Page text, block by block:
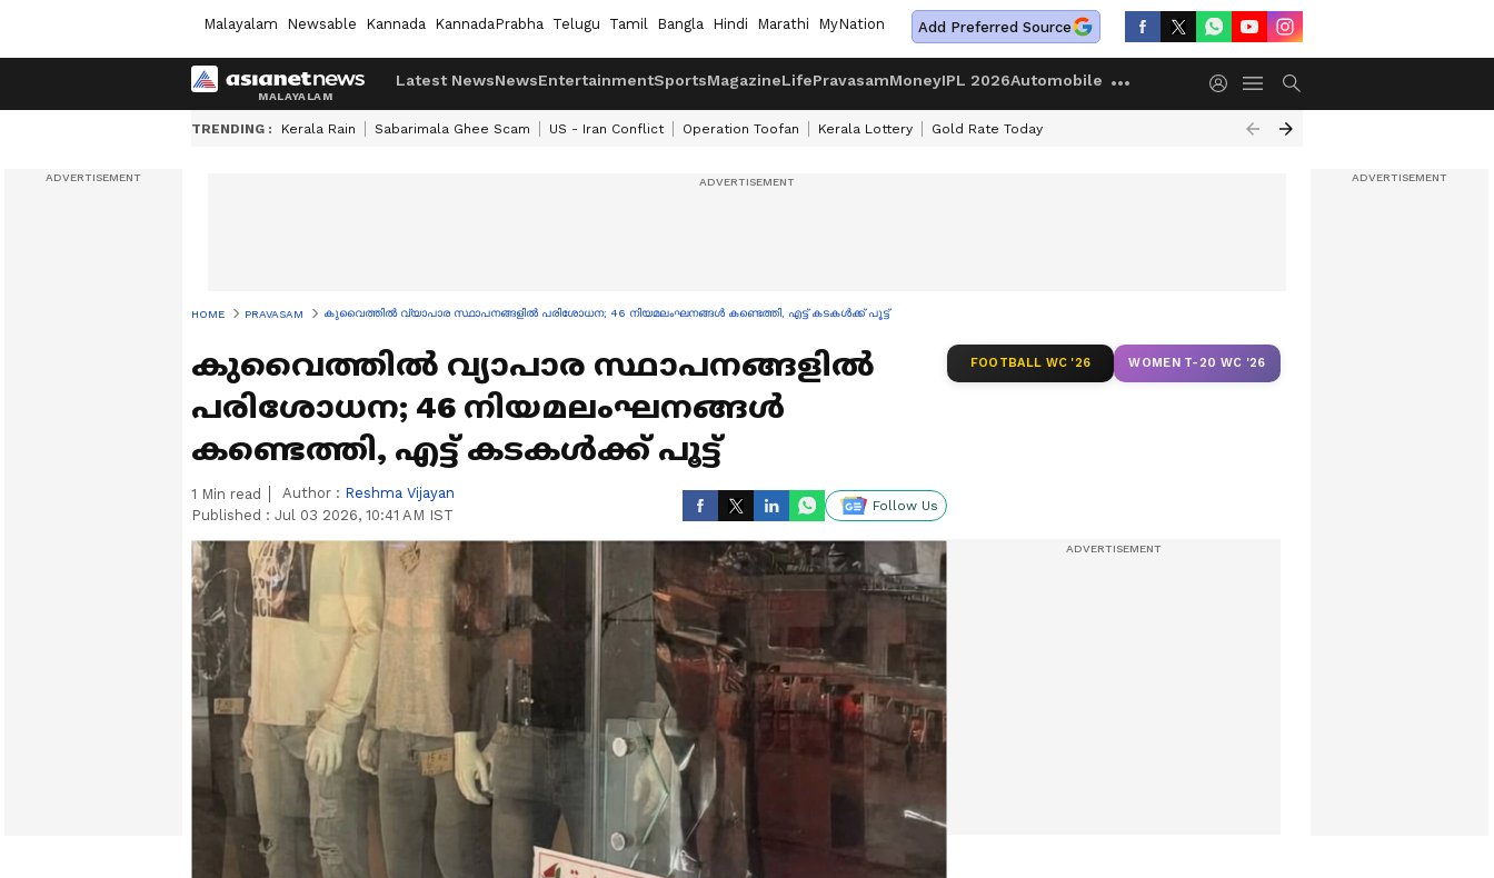
Malayalam Newsable Kannada KannadaPrabha Telugu Tamil Bangla Hindi Marathi MyNation Add Preferred Source
Latest NewsNewsEntertainmentSportsMagazineLifePravasamMoneyIPL 2026Automobile
TRENDING : Kerala Rain Sabarimala Ghee Scam US - Iran Conflict Operation Toofan Kerala Lottery Gold Rate Today
HOME PRAVASAM കുവൈത്തിൽ വ്യാപാര സ്ഥാപനങ്ങളിൽ പരിശോധന; 46 നിയമലംഘനങ്ങൾ കണ്ടെത്തി, എട്ട് കടകൾക്ക് പൂട്ട്
കുവൈത്തിൽ വ്യാപാര സ്ഥാപനങ്ങളിൽ
പരിശോധന; 46 നിയമലംഘനങ്ങൾ
കണ്ടെത്തി, എട്ട് കടകൾക്ക് പൂട്ട്
1 Min read Author : Reshma Vijayan
Published : Jul 03 2026, 10:41 AM IST
Follow Us
FOOTBALL WC '26 WOMEN T-20 WC '26